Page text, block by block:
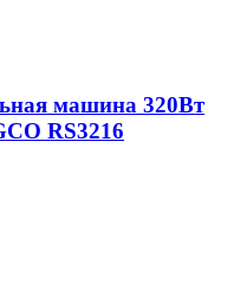
машина 320Вт
RS3216